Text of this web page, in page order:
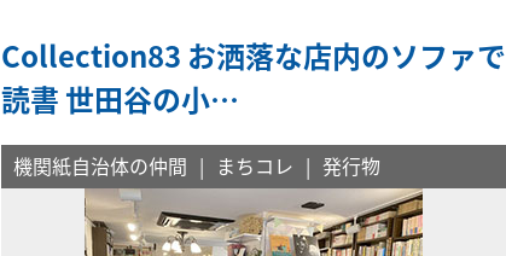
Collection83 お洒落な店内のソファで
読書 世田谷の小…
機関紙自治体の仲間 まちコレ 発行物